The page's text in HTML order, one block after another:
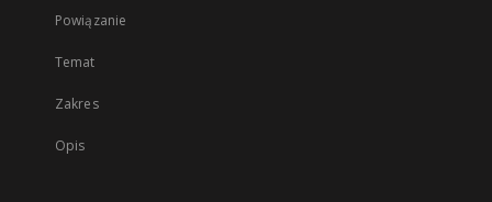
Powiązanie
Temat
Zakres
Opis